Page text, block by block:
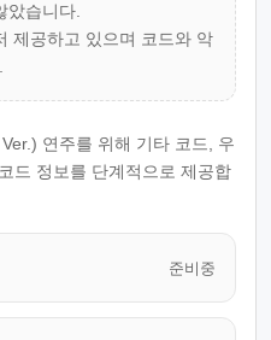
았습니다.
제공하고 있으며 코드와 악
연주를 위해 기타 코드, 우
드 정보를 단계적으로 제공합
준비중